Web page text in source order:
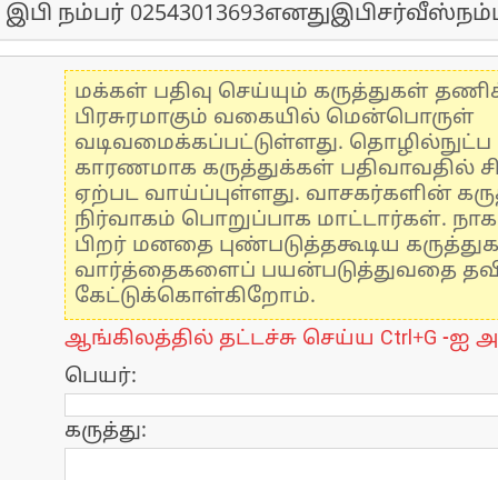
இபி நம்பர்
மக்கள் பதிவு செய்யும் கருத்துகள்
பிரசுரமாகும் வகையில் மென்பொருள்
வடிவமைக்கப்பட்டுள்ளது.
காரணமாக கருத்துக்கள் பதிவாவதில்
ஏற்பட வாய்ப்புள்ளது. வாசகர்களின்
நிர்வாகம் பொறுப்பாக மாட்டார்கள்.
பிறர் மனதை புண்படுத்தகூடிய
வார்த்தைகளைப் பயன்படுத்துவதை
கேட்டுக்கொள்கிறோம்.
ஆங்கிலத்தில் தட்டச்சு செய்ய Ctrl+G -ஐ
பெயர்:
கருத்து: